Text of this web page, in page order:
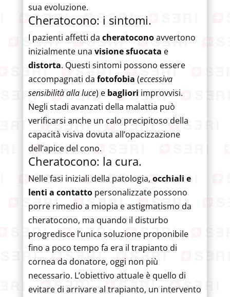
sua evoluzione.
Cheratocono: i sintomi.
I pazienti affetti da cheratoconoavvertono
inizialmente una visione sfuocata e
distorta. Questi sintomi possono essere
accompagnati da fotofobia (eccessiva
sensibilità alla luce) e bagliori improvvisi.
Negli stadi avanzati della malattia può
verificarsi anche un calo precipitoso della
capacità visiva dovuta all’opacizzazione
dell’apice del cono.
Cheratocono: la cura.
Nelle fasi iniziali della patologia, occhiali e
lenti a contatto personalizzate possono
porre rimedio a miopia e astigmatismo da
cheratocono, ma quando il disturbo
progredisce l’unica soluzione proponibile
fino a poco tempo fa era il trapianto di
cornea da donatore, oggi non più
necessario. L’obiettivo attuale è quello di
evitare di arrivare al trapianto, un intervento